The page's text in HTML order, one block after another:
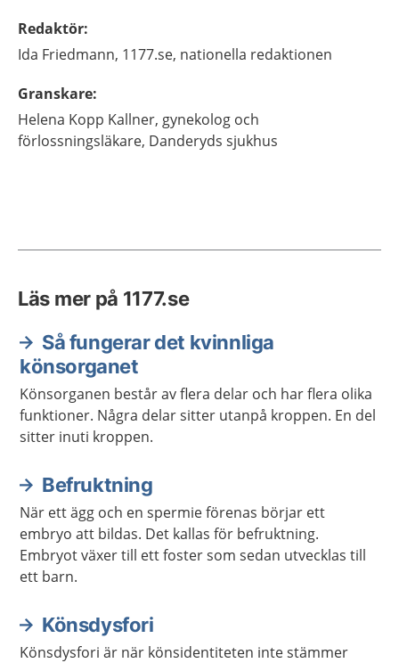
Redaktör:
Ida Friedmann, 1177.se, nationella redaktionen
Granskare:
Helena Kopp Kallner, gynekolog och
förlossningsläkare, Danderyds sjukhus
Läs mer på 1177.se
Så fungerar det kvinnliga
könsorganet
Könsorganen består av flera delar och har flera olika
funktioner. Några delar sitter utanpå kroppen. En del
sitter inuti kroppen.
Befruktning
När ett ägg och en spermie förenas börjar ett
embryo att bildas. Det kallas för befruktning.
Embryot växer till ett foster som sedan utvecklas till
ett barn.
Könsdysfori
Könsdysfori är när könsidentiteten inte stämmer